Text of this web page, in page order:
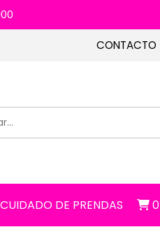
CONTACTO
CUIDADO DE PRENDAS 0